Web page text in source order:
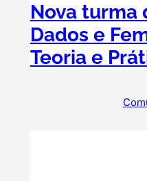
Nova turma
Dados e
Teoria e